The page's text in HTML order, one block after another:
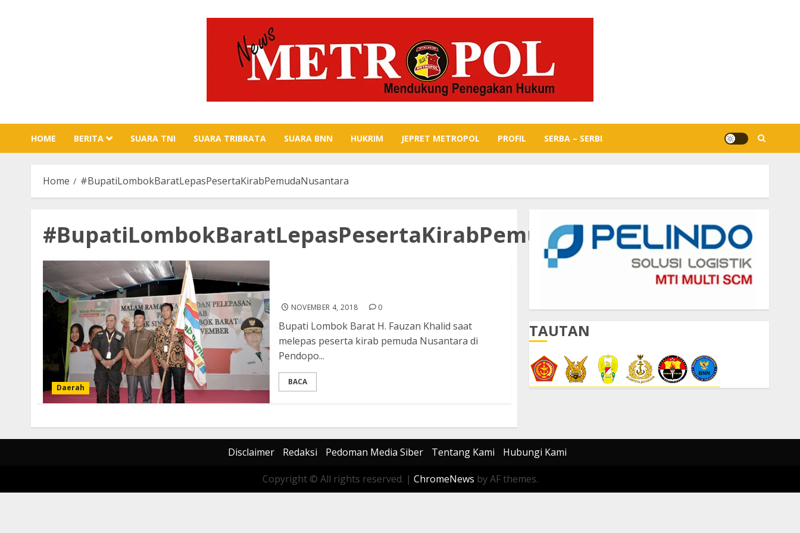
HOME BERITA SUARA TNI SUARA TRIBRATA SUARA BNN HUKRIM JEPRET METROPOL PROFIL SERBA – SERBI
Home #BupatiLombokBaratLepasPesertaKirabPemudaNusantara
#BupatiLombokBaratLepasPesertaKirabPemudaNusantara
Daerah
NOVEMBER 4, 2018 0
Bupati Lombok Barat H. Fauzan Khalid saat
melepas peserta kirab pemuda Nusantara di
Pendopo...
BACA
TAUTAN
Disclaimer Redaksi Pedoman Media Siber Tentang Kami Hubungi Kami
Copyright © All rights reserved. | ChromeNews by AF themes.